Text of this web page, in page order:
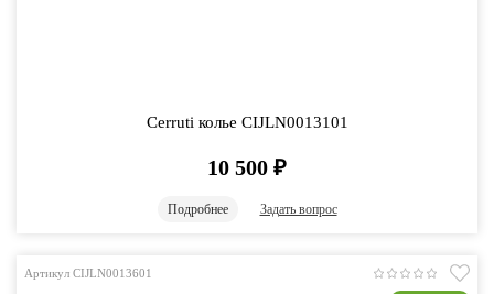
Cerruti колье CIJLN0013101
10 500 ₽
Подробнее Задать вопрос
Артикул CIJLN0013601